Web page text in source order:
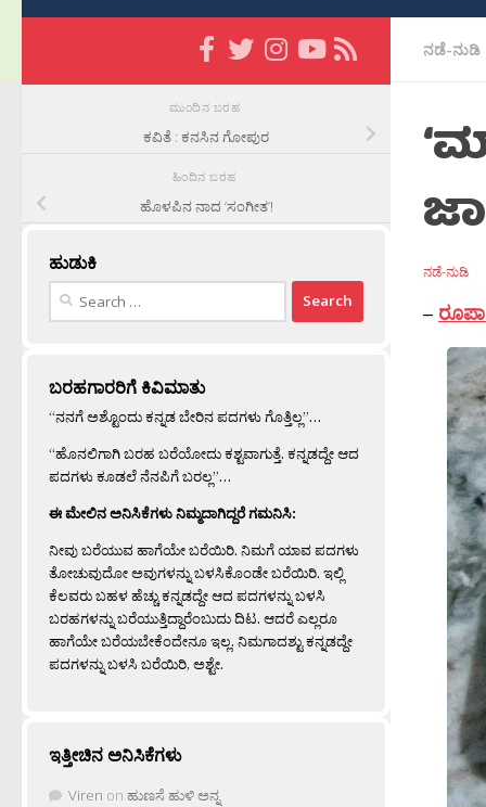
ನಡೆ-ನುಡಿ
ನಡೆ-ನುಡಿ
–
ಮುಂದಿನ ಬರಹ
ಕವಿತೆ : ಕನಸಿನ ಗೋಪುರ
ಹಿಂದಿನ ಬರಹ
ಹೊಳಪಿನ ನಾದ ‘ಸಂಗೀತ’!
ಹುಡುಕಿ
Search
ಬರಹಗಾರರಿಗೆ ಕಿವಿಮಾತು
“ನನಗೆ ಅಶ್ಟೊಂದು ಕನ್ನಡ ಬೇರಿನ ಪದಗಳು ಗೊತ್ತಿಲ್ಲ”…
“ಹೊನಲಿಗಾಗಿ ಬರಹ ಬರೆಯೋದು ಕಶ್ಟವಾಗುತ್ತೆ. ಕನ್ನಡದ್ದೇ ಆದ
ಪದಗಳು ಕೂಡಲೆ ನೆನಪಿಗೆ ಬರಲ್ಲ”…
ಈ ಮೇಲಿನ ಅನಿಸಿಕೆಗಳು ನಿಮ್ಮದಾಗಿದ್ದರೆ ಗಮನಿಸಿ:
ನೀವು ಬರೆಯುವ ಹಾಗೆಯೇ ಬರೆಯಿರಿ. ನಿಮಗೆ ಯಾವ ಪದಗಳು
ತೋಚುವುದೋ ಅವುಗಳನ್ನು ಬಳಸಿಕೊಂಡೇ ಬರೆಯಿರಿ. ಇಲ್ಲಿ
ಕೆಲವರು ಬಹಳ ಹೆಚ್ಚು ಕನ್ನಡದ್ದೇ ಆದ ಪದಗಳನ್ನು ಬಳಸಿ
ಬರಹಗಳನ್ನು ಬರೆಯುತ್ತಿದ್ದಾರೆಂಬುದು ದಿಟ. ಆದರೆ ಎಲ್ಲರೂ
ಹಾಗೆಯೇ ಬರೆಯಬೇಕೆಂದೇನೂ ಇಲ್ಲ. ನಿಮಗಾದಶ್ಟು ಕನ್ನಡದ್ದೇ
ಪದಗಳನ್ನು ಬಳಸಿ ಬರೆಯಿರಿ, ಅಶ್ಟೇ.
ಇತ್ತೀಚಿನ ಅನಿಸಿಕೆಗಳು
Viren on ಹುಣಸೆ ಹುಳಿ ಅನ್ನ